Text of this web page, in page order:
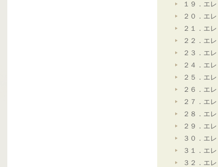
１９．エ
２０．エ
２１．エ
２２．エ
２３．エ
２４．エ
２５．エ
２６．エ
２７．エ
２８．エ
２９．エ
３０．エ
３１．エ
３２．エ